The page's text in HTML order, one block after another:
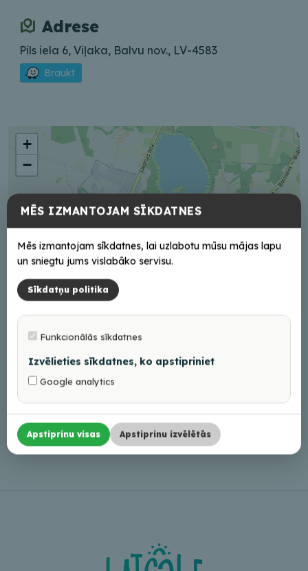
Adrese
Pils iela 6, Viļaka, Balvu nov., LV-4583
Braukt
+
−
Leaflet
MĒS IZMANTOJAM SĪKDATNES
Mēs izmantojam sīkdatnes, lai uzlabotu mūsu mājas lapu
un sniegtu jums vislabāko servisu.
Sīkdatņu politika
Funkcionālās sīkdatnes
Izvēlieties sīkdatnes, ko apstipriniet
Google analytics
Apstiprinu visas Apstiprinu izvēlētās